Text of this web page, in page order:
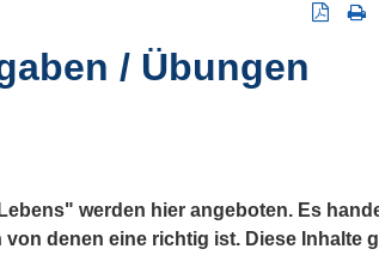
/ Übungen
werden hier angeboten. Es
denen eine richtig ist. Diese Inhalte